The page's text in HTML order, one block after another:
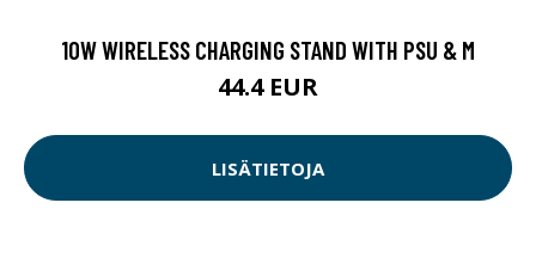
10W WIRELESS CHARGING STAND WITH PSU & M
44.4 EUR
LISÄTIETOJA